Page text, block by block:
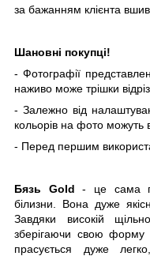
за бажанням клієнта
Шановні покупці!
- Фотографії
наживо може трішки
- Залежно від
кольорів на фото можуть
- Перед першим
Бязь Gold - це сама
білизни. Вона дуже
Завдяки високій
зберігаючи свою форму
прасується дуже